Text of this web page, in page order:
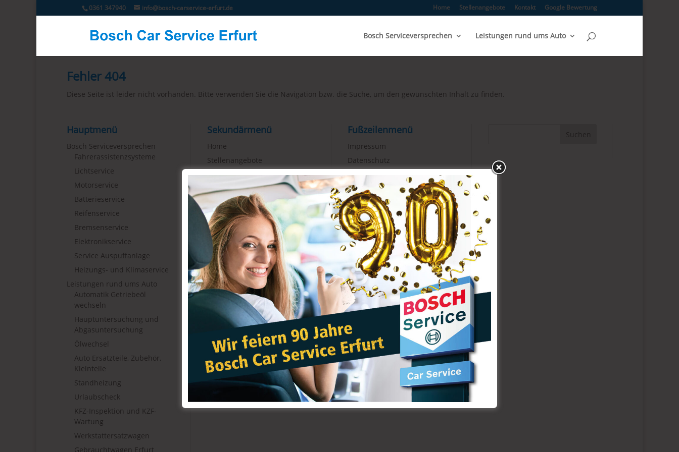
0361 347940 info@bosch-carservice-erfurt.de Home Stellenangebote Kontakt Google Bewertung
Bosch Serviceversprechen Leistungen rund ums Auto
Fehler 404
Diese Seite ist leider nicht vorhanden. Bitte verwenden Sie die Navigation bzw. die Suche, um den gewünschten Inhalt zu finden.
Hauptmenü
Bosch Serviceversprechen
Fahrerassistenzsysteme
Lichtservice
Motorservice
Batterieservice
Reifenservice
Bremsenservice
Elektronikservice
Service Auspuffanlage
Heizungs- und Klimaservice
Leistungen rund ums Auto
Automatik Getriebeöl
wechseln
Hauptuntersuchung und
Abgasuntersuchung
Ölwechsel
Auto Ersatzteile, Zubehör,
Kleinteile
Standheizung
Urlaubscheck
KFZ-Inspektion und KZF-
Wartung
Werkstattersatzwagen
Gebrauchtwagen Erfurt
Sekundärmenü
Home
Stellenangebote
Kontakt
Google Bewertung
Fußzeilenmenü
Impressum
Datenschutz
Geschäftspartner
Anfahrt
Terminwunsch